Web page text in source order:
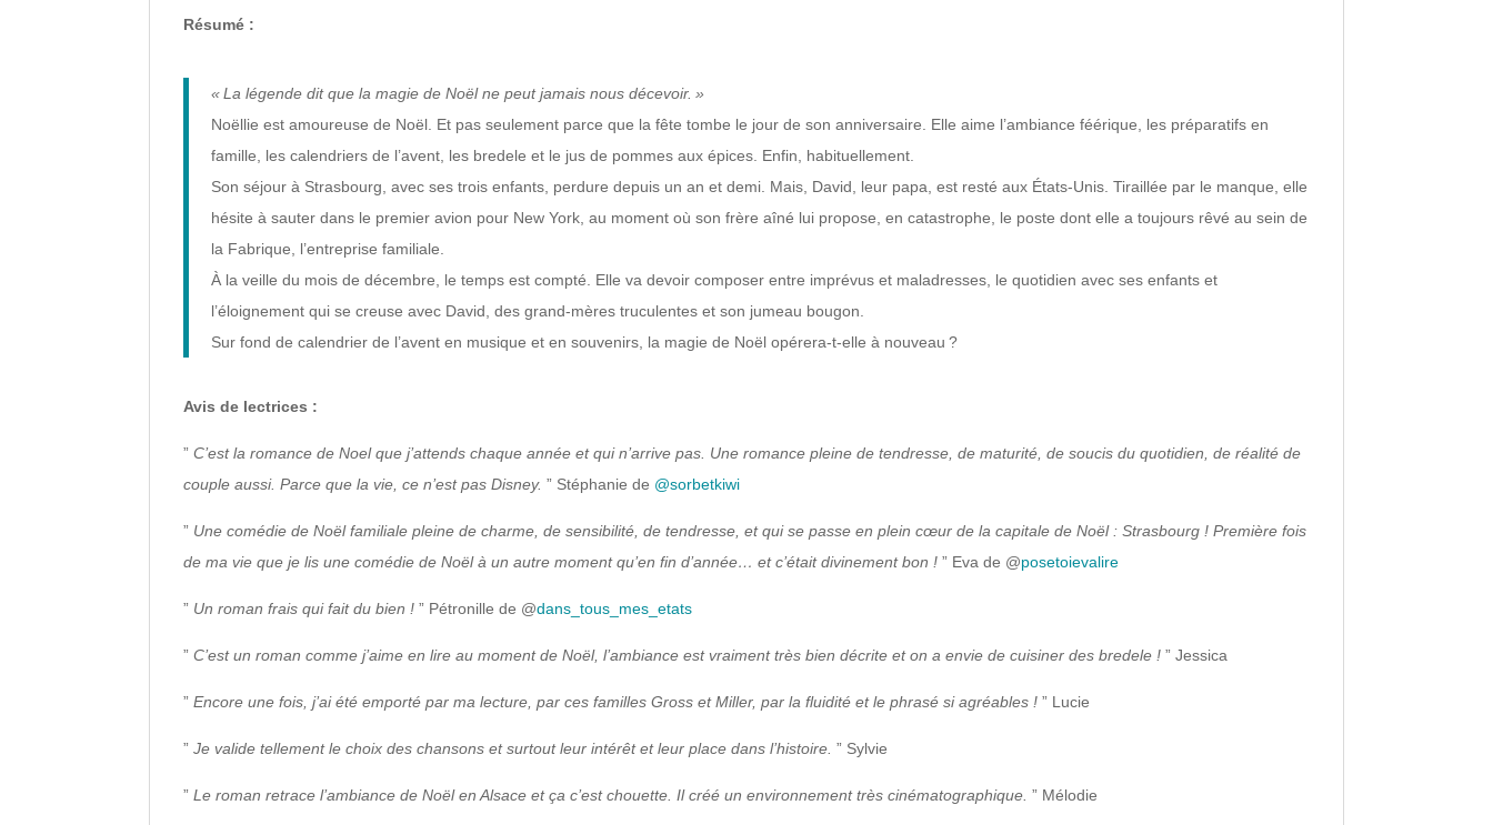
Résumé :
« La légende dit que la magie de Noël ne peut jamais nous décevoir. »
Noëllie est amoureuse de Noël. Et pas seulement parce que la fête tombe le jour de son anniversaire. Elle aime l’ambiance féérique, les préparatifs en
famille, les calendriers de l’avent, les bredele et le jus de pommes aux épices. Enfin, habituellement.
Son séjour à Strasbourg, avec ses trois enfants, perdure depuis un an et demi. Mais, David, leur papa, est resté aux États-Unis. Tiraillée par le manque, elle
hésite à sauter dans le premier avion pour New York, au moment où son frère aîné lui propose, en catastrophe, le poste dont elle a toujours rêvé au sein de
la Fabrique, l’entreprise familiale.
À la veille du mois de décembre, le temps est compté. Elle va devoir composer entre imprévus et maladresses, le quotidien avec ses enfants et
l’éloignement qui se creuse avec David, des grand-mères truculentes et son jumeau bougon.
Sur fond de calendrier de l’avent en musique et en souvenirs, la magie de Noël opérera-t-elle à nouveau ?
Avis de lectrices :
”C’est la romance de Noel que j’attends chaque année et qui n’arrive pas. Une romance pleine de tendresse, de maturité, de soucis du quotidien, de réalité de
couple aussi. Parce que la vie, ce n’est pas Disney. ” Stéphanie de @sorbetkiwi
” Une comédie de Noël familiale pleine de charme, de sensibilité, de tendresse, et qui se passe en plein cœur de la capitale de Noël : Strasbourg ! Première fois
de ma vie que je lis une comédie de Noël à un autre moment qu’en fin d’année… et c’était divinement bon ! ” Eva de @posetoievalire
” Un roman frais qui fait du bien ! ” Pétronille de @dans_tous_mes_etats
”C’est un roman comme j’aime en lire au moment de Noël, l’ambiance est vraiment très bien décrite et on a envie de cuisiner des bredele ! ” Jessica
”Encore une fois, j’ai été emporté par ma lecture, par ces familles Gross et Miller, par la fluidité et le phrasé si agréables ! ” Lucie
”Je valide tellement le choix des chansons et surtout leur intérêt et leur place dans l’histoire. ” Sylvie
”Le roman retrace l’ambiance de Noël en Alsace et ça c’est chouette. Il créé un environnement très cinématographique. ” Mélodie